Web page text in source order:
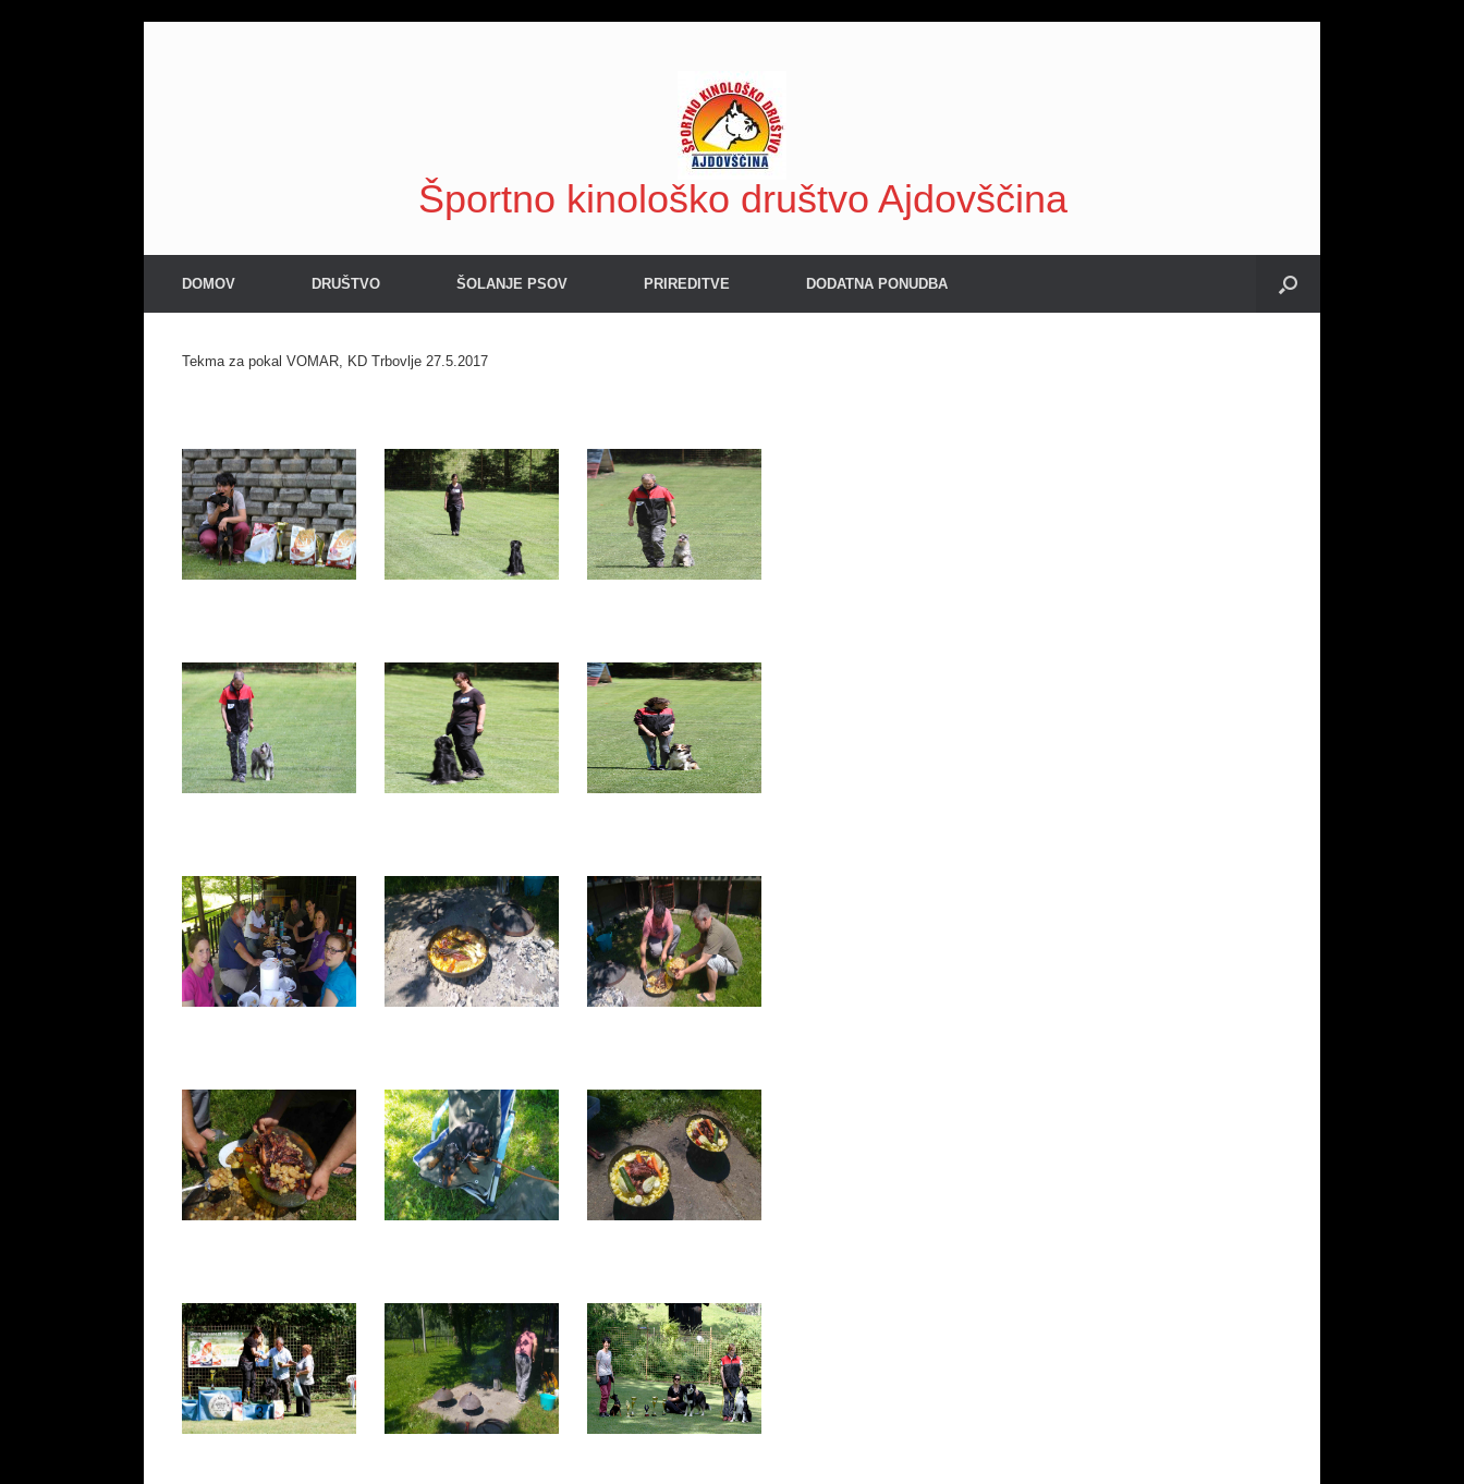
Športno kinološko društvo Ajdovščina
DOMOV DRUŠTVO ŠOLANJE PSOV PRIREDITVE DODATNA PONUDBA
Tekma za pokal VOMAR, KD Trbovlje 27.5.2017